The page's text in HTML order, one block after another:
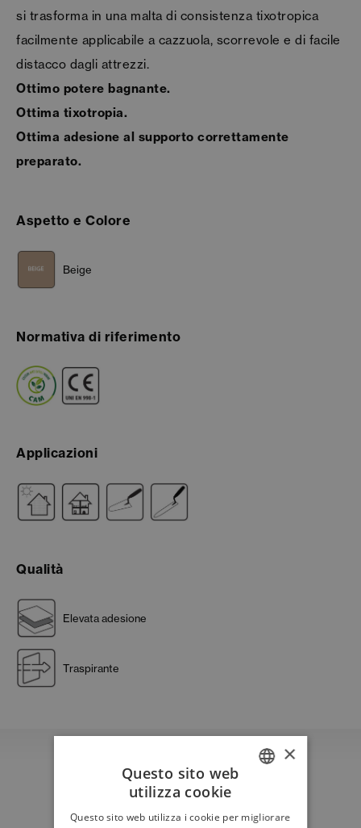
si trasforma in una malta di consistenza tixotropica
facilmente applicabile a cazzuola, scorrevole e di facile
distacco dagli attrezzi.
Ottimo potere bagnante.
Ottima tixotropia.
Ottima adesione al supporto correttamente
preparato.
Aspetto e Colore
Beige
Normativa di riferimento
Applicazioni
Qualità
Elevata adesione
Traspirante
ENGLISH
×
Questo sito web
utilizza cookie
Questo sito web utilizza i cookie per migliorare